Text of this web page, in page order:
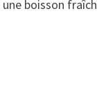
boisson